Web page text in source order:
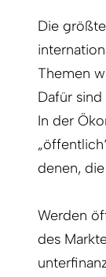
Die
Themen
Dafür
In der
denen,
Werden
des